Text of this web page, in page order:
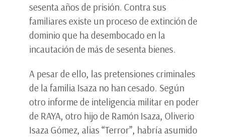
sesenta años de prisión. Contra sus
familiares existe un proceso de extinción de
dominio que ha desembocado en la
incautación de más de sesenta bienes.
A pesar de ello, las pretensiones criminales
de la familia Isaza no han cesado. Según
otro informe de inteligencia militar en poder
de RAYA, otro hijo de Ramón Isaza, Oliverio
Isaza Gómez, alias “Terror”, habría asumido